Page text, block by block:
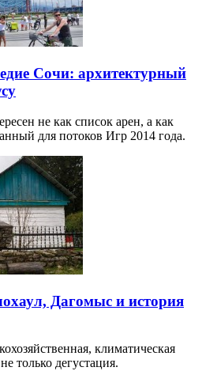
Сочи: архитектурный
не как список арен, а как
для потоков Игр 2014 года.
Дагомыс и история
климатическая
только дегустация.